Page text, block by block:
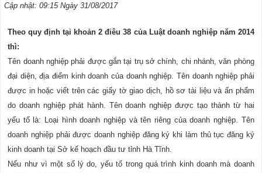
Cập nhật: 09:15 Ngày 31/08/2017
Theo quy định tại khoản 2 điêu 38 của Luật doanh nghiệp năm 2014
thì:
Tên doanh nghiệp phải được gắn tại trụ sở chính, chi nhánh, văn phòng
đại diện, địa điểm kinh doanh của doanh nghiệp. Tên doanh nghiệp phải
được in hoặc viết trên các giấy tờ giao dịch, hồ sơ tài liệu và ấn phẩm
do doanh nghiệp phát hành. Tên doanh nghiệp được tạo thành từ hai
yếu tố là: Loại hình doanh nghiệp và tên riêng của doanh nghiệp. Tên
doanh nghiệp phải được doanh nghiệp đăng ký khi làm thủ tục đăng ký
kinh doanh tại Sở kế hoạch đầu tư tỉnh Hà Tĩnh.
Nếu như vì một số lý do, yếu tố trong quá trình kinh doanh mà doanh